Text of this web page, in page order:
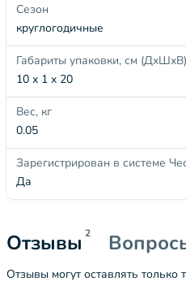
Сезон
круглогодичные
Габариты упаковки, см (ДхШхВ)
10 x 1 x 20
Вес, кг
0.05
Зарегистрирован в системе
Да
Отзывы 2
Отзывы могут оставлять только